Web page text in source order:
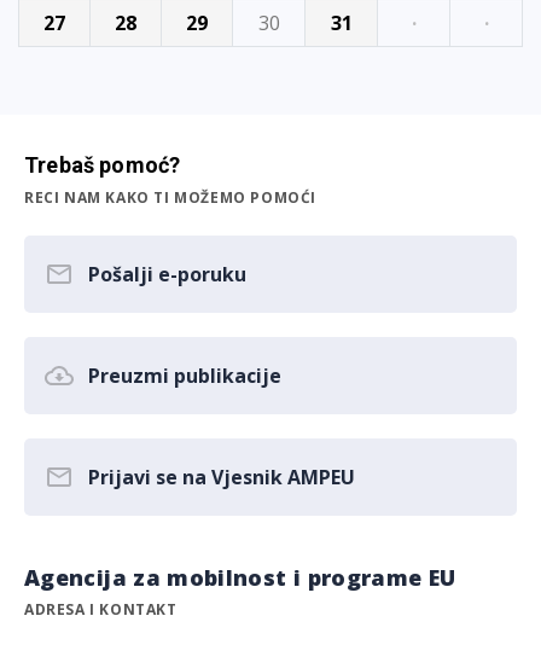
27
28 29 30 31 · ·
Trebaš pomoć?
RECI NAM KAKO TI MOŽEMO POMOĆI
Pošalji e-poruku
Preuzmi publikacije
Prijavi se na Vjesnik AMPEU
Agencija za mobilnost i programe EU
ADRESA I KONTAKT